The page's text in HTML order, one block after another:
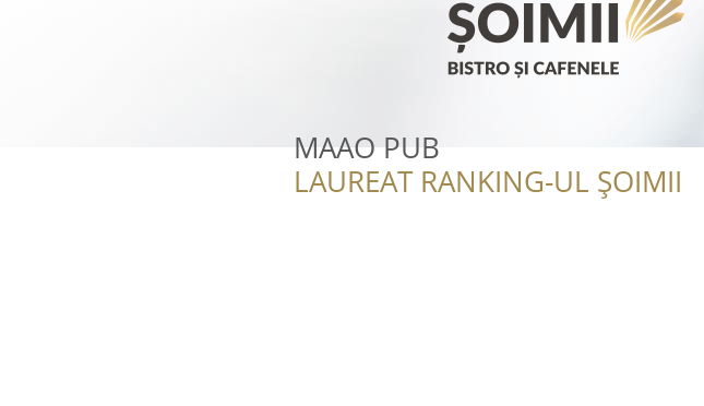
MAAO PUB
LAUREAT RANKING-UL ȘOIMII